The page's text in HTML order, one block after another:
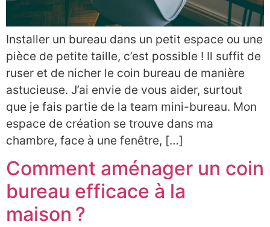
Installer un bureau dans un petit espace ou une
pièce de petite taille, c’est possible ! Il suffit de
ruser et de nicher le coin bureau de manière
astucieuse. J’ai envie de vous aider, surtout
que je fais partie de la team mini-bureau. Mon
espace de création se trouve dans ma
chambre, face à une fenêtre, […]
Comment aménager un coin
bureau efficace à la
maison ?